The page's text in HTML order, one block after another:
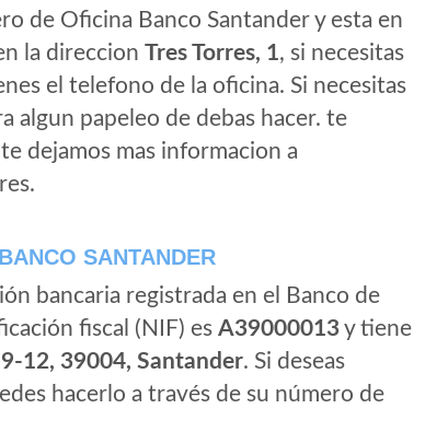
de Oficina Banco Santander y esta en
la direccion Tres Torres, 1, si necesitas
el telefono de la oficina. Si necesitas
algun papeleo de debas hacer. te
dejamos mas informacion a
SANTANDER
bancaria registrada en el Banco de
fiscal (NIF) es A39000013y tiene
9-12, 39004, Santander. Si deseas
hacerlo a través de su número de